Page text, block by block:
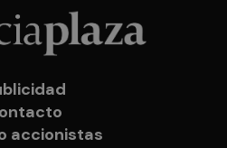
accionistas